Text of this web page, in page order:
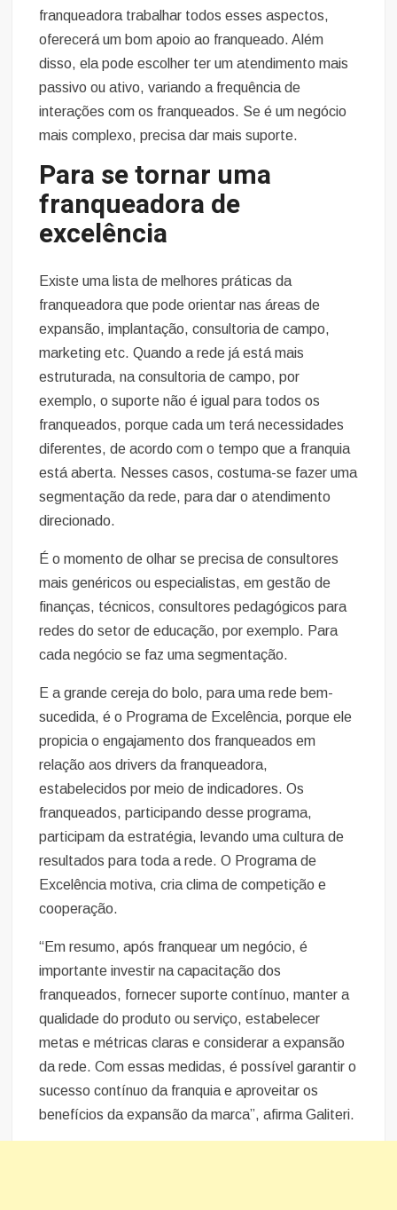
franqueadora trabalhar todos esses aspectos,
oferecerá um bom apoio ao franqueado. Além
disso, ela pode escolher ter um atendimento mais
passivo ou ativo, variando a frequência de
interações com os franqueados. Se é um negócio
mais complexo, precisa dar mais suporte.
Para se tornar uma
franqueadora de
excelência
Existe uma lista de melhores práticas da
franqueadora que pode orientar nas áreas de
expansão, implantação, consultoria de campo,
marketing etc. Quando a rede já está mais
estruturada, na consultoria de campo, por
exemplo, o suporte não é igual para todos os
franqueados, porque cada um terá necessidades
diferentes, de acordo com o tempo que a franquia
está aberta. Nesses casos, costuma-se fazer uma
segmentação da rede, para dar o atendimento
direcionado.
É o momento de olhar se precisa de consultores
mais genéricos ou especialistas, em gestão de
finanças, técnicos, consultores pedagógicos para
redes do setor de educação, por exemplo. Para
cada negócio se faz uma segmentação.
E a grande cereja do bolo, para uma rede bem-
sucedida, é o Programa de Excelência, porque ele
propicia o engajamento dos franqueados em
relação aos drivers da franqueadora,
estabelecidos por meio de indicadores. Os
franqueados, participando desse programa,
participam da estratégia, levando uma cultura de
resultados para toda a rede. O Programa de
Excelência motiva, cria clima de competição e
cooperação.
“Em resumo, após franquear um negócio, é
importante investir na capacitação dos
franqueados, fornecer suporte contínuo, manter a
qualidade do produto ou serviço, estabelecer
metas e métricas claras e considerar a expansão
da rede. Com essas medidas, é possível garantir o
sucesso contínuo da franquia e aproveitar os
benefícios da expansão da marca”, afirma Galiteri.